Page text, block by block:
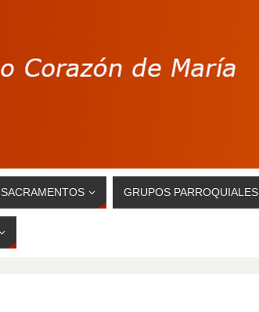
SACRAMENTOS GRUPOS PARROQUIALES